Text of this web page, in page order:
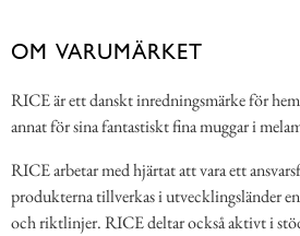
OM VARUMÄRKET
RICE är ett danskt inredningsmärke för
annat för sina fantastiskt fina muggar i
RICE arbetar med hjärtat att vara ett
produkterna tillverkas i utvecklingsländer
och riktlinjer. RICE deltar också aktivt i